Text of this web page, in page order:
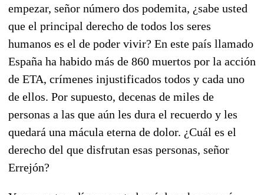
empezar, señor número dos podemita, ¿sabe usted
que el principal derecho de todos los seres
humanos es el de poder vivir? En este país llamado
España ha habido más de 860 muertos por la acción
de ETA, crímenes injustificados todos y cada uno
de ellos. Por supuesto, decenas de miles de
personas a las que aún les dura el recuerdo y les
quedará una mácula eterna de dolor. ¿Cuál es el
derecho del que disfrutan esas personas, señor
Errejón?